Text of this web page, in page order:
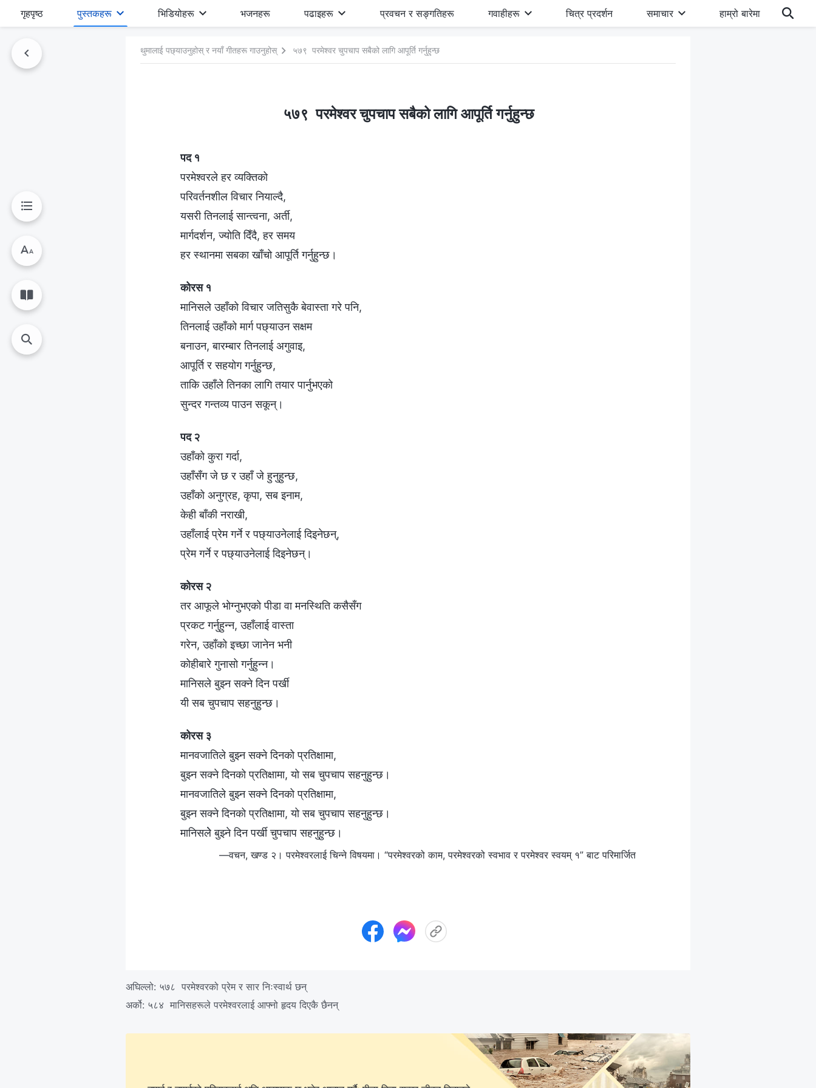
गृहपृष्ठ पुस्तकहरू भिडियोहरू भजनहरू पढाइहरू प्रवचन र सङ्गतिहरू गवाहीहरू चित्र प्रदर्शन समाचार हाम्रो बारेमा
थुमालाई पछ्याउनुहोस् र नयाँ गीतहरू गाउनुहोस् ५७९ परमेश्‍वर चुपचाप सबैको लागि आपूर्ति गर्नुहुन्छ
५७९ परमेश्‍वर चुपचाप सबैको लागि आपूर्ति गर्नुहुन्छ
पद १
परमेश्‍वरले हर व्यक्तिको
परिवर्तनशील विचार नियाल्दै,
यसरी तिनलाई सान्त्वना, अर्ती,
मार्गदर्शन, ज्योति दिँदै, हर समय
हर स्थानमा सबका खाँचो आपूर्ति गर्नुहुन्छ।
कोरस १
मानिसले उहाँको विचार जतिसुकै बेवास्ता गरे पनि,
तिनलाई उहाँको मार्ग पछ्याउन सक्षम
बनाउन, बारम्बार तिनलाई अगुवाइ,
आपूर्ति र सहयोग गर्नुहुन्छ,
ताकि उहाँले तिनका लागि तयार पार्नुभएको
सुन्दर गन्तव्य पाउन सकून्।
पद २
उहाँको कुरा गर्दा,
उहाँसँग जे छ र उहाँ जे हुनुहुन्छ,
उहाँको अनुग्रह, कृपा, सब इनाम,
केही बाँकी नराखी,
उहाँलाई प्रेम गर्ने र पछ्याउनेलाई दिइनेछन्,
प्रेम गर्ने र पछ्याउनेलाई दिइनेछन्।
कोरस २
तर आफूले भोग्नुभएको पीडा वा मनस्थिति कसैसँग
प्रकट गर्नुहुन्न, उहाँलाई वास्ता
गरेन, उहाँको इच्छा जानेन भनी
कोहीबारे गुनासो गर्नुहुन्न।
मानिसले बुझ्न सक्ने दिन पर्खी
यी सब चुपचाप सहनुहुन्छ।
कोरस ३
मानवजातिले बुझ्न सक्ने दिनको प्रतिक्षामा,
बुझ्न सक्ने दिनको प्रतिक्षामा, यो सब चुपचाप सहनुहुन्छ।
मानवजातिले बुझ्न सक्ने दिनको प्रतिक्षामा,
बुझ्न सक्ने दिनको प्रतिक्षामा, यो सब चुपचाप सहनुहुन्छ।
मानिसलेे बुझ्ने दिन पर्खी चुपचाप सहनुहुन्छ।
—वचन, खण्ड २। परमेश्‍वरलाई चिन्‍ने विषयमा। “परमेश्‍वरको काम, परमेश्‍वरको स्वभाव र परमेश्‍वर स्वयम् १” बाट परिमार्जित
अघिल्लो: ५७८ परमेश्‍वरको प्रेम र सार निःस्वार्थ छन्
अर्को: ५८४ मानिसहरूले परमेश्‍वरलाई आफ्नो हृदय दिएकै छैनन्